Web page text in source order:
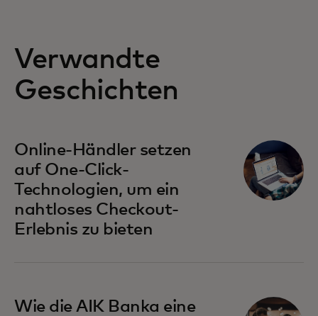
Verwandte
Geschichten
Online-Händler setzen
auf One-Click-
Technologien, um ein
nahtloses Checkout-
Erlebnis zu bieten
wird in einer neuen Registerkarte geöffnet
Wie die AIK Banka eine